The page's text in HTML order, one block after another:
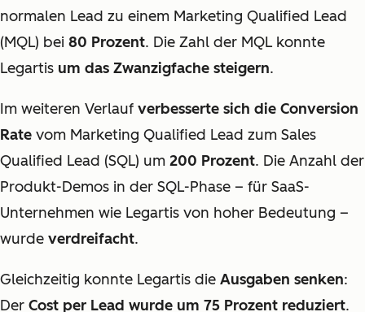
normalen Lead zu einem Marketing Qualified Lead
(MQL) bei 80 Prozent. Die Zahl der MQL konnte
Legartis um das Zwanzigfache steigern.
Im weiteren Verlauf verbesserte sich die Conversion
Rate vom Marketing Qualified Lead zum Sales
Qualified Lead (SQL) um 200 Prozent. Die Anzahl der
Produkt-Demos in der SQL-Phase – für SaaS-
Unternehmen wie Legartis von hoher Bedeutung –
wurde verdreifacht.
Gleichzeitig konnte Legartis die Ausgaben senken:
Der Cost per Lead wurde um 75 Prozent reduziert.